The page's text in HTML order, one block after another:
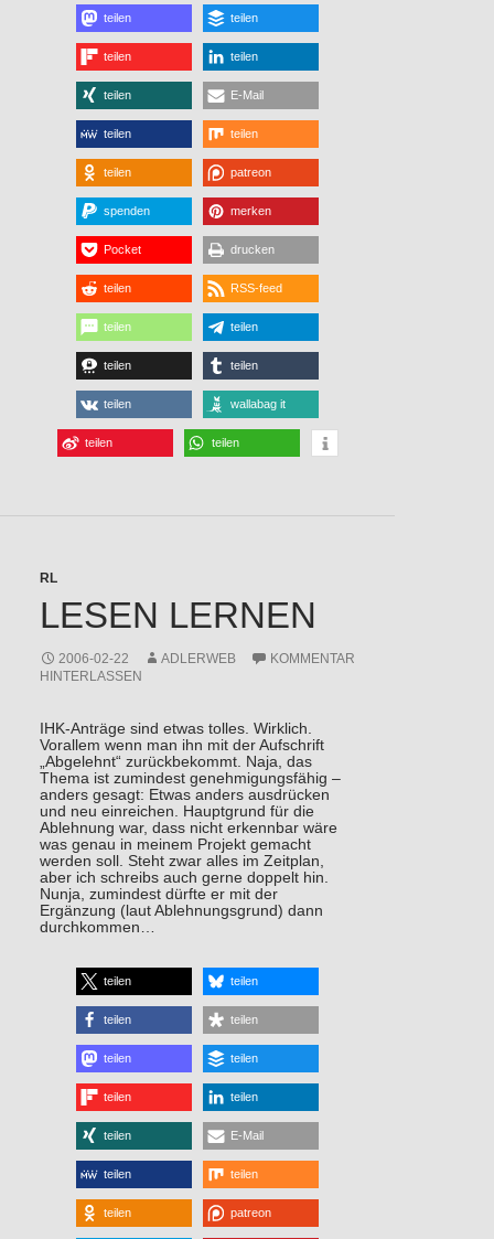
teilen teilen
teilen teilen
teilen E-Mail
teilen teilen
teilen patreon
spenden merken
Pocket drucken
teilen RSS-feed
teilen teilen
teilen teilen
teilen wallabag it
teilen teilen
RL
LESEN LERNEN
2006-02-22 ADLERWEB
KOMMENTAR
HINTERLASSEN
IHK-Anträge sind etwas tolles. Wirklich.
Vorallem wenn man ihn mit der Aufschrift
„Abgelehnt“ zurückbekommt. Naja, das
Thema ist zumindest genehmigungsfähig –
anders gesagt: Etwas anders ausdrücken
und neu einreichen. Hauptgrund für die
Ablehnung war, dass nicht erkennbar wäre
was genau in meinem Projekt gemacht
werden soll. Steht zwar alles im Zeitplan,
aber ich schreibs auch gerne doppelt hin.
Nunja, zumindest dürfte er mit der
Ergänzung (laut Ablehnungsgrund) dann
durchkommen…
teilen teilen
teilen teilen
teilen teilen
teilen teilen
teilen E-Mail
teilen teilen
teilen patreon